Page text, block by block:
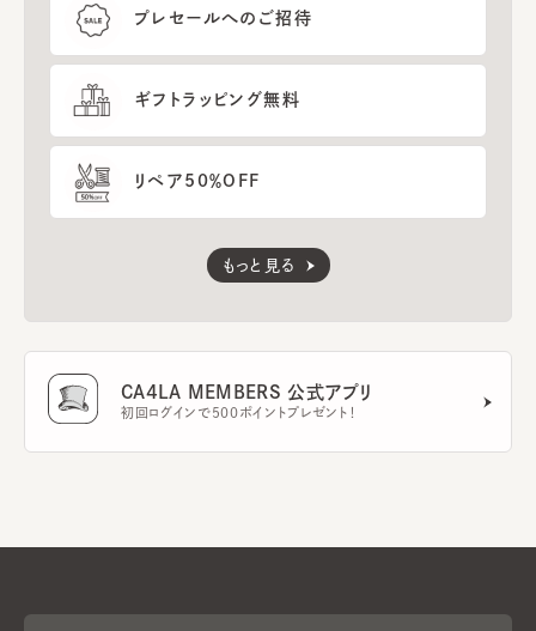
プレセールへのご招待
ギフトラッピング無料
リペア50％OFF
もっと見る
CA4LA MEMBERS 公式アプリ
初回ログインで500ポイントプレゼント！